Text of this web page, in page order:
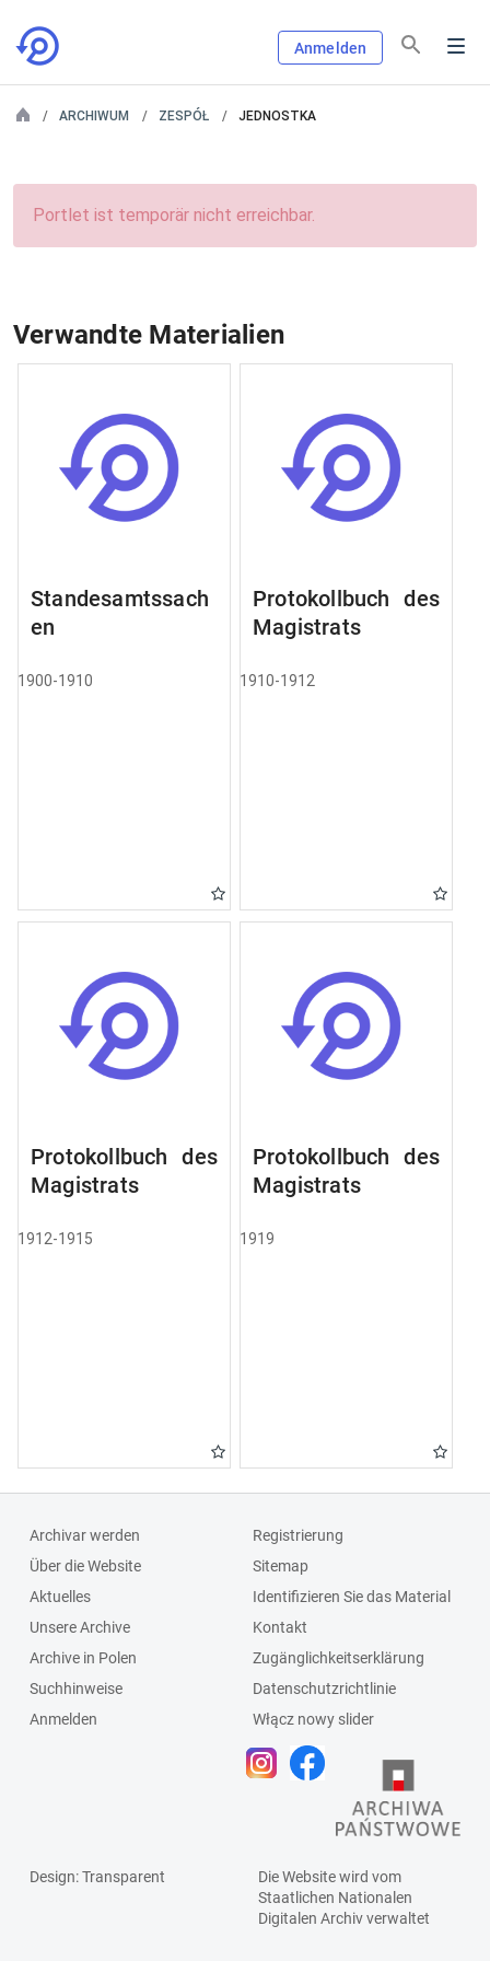
Anmelden
ARCHIWUM ZESPÓŁ JEDNOSTKA
Portlet ist temporär nicht erreichbar.
Verwandte Materialien
Standesamtssach
en
1900-1910
Protokollbuch des
Magistrats
1910-1912
Protokollbuch des
Magistrats
1912-1915
Protokollbuch des
Magistrats
1919
Archivar werden
Über die Website
Aktuelles
Unsere Archive
Archive in Polen
Suchhinweise
Anmelden
Registrierung
Sitemap
Identifizieren Sie das Material
Kontakt
Zugänglichkeitserklärung
Datenschutzrichtlinie
Włącz nowy slider
Design: Transparent
Die Website wird vom
Staatlichen Nationalen
Digitalen Archivverwaltet